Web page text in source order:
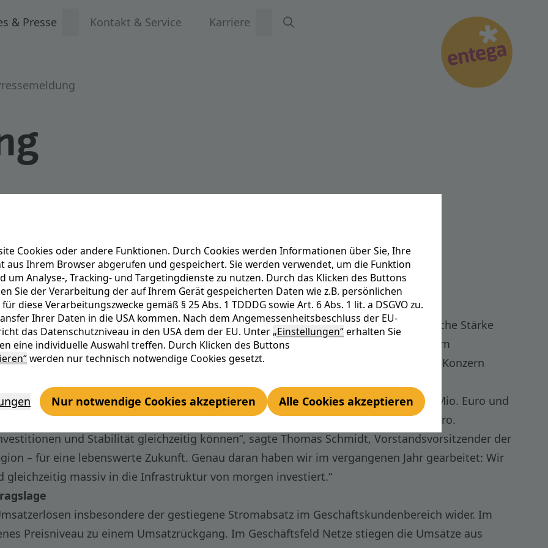
Cookies oder andere Funktionen. Durch Cookies werden Informationen über Sie, Ihre
aus Ihrem Browser abgerufen und gespeichert. Sie werden verwendet, um die Funktion
um Analyse-, Tracking- und Targetingdienste zu nutzen. Durch das Klicken des Buttons
Sie der Verarbeitung der auf Ihrem Gerät gespeicherten Daten wie z.B. persönlichen
diese Verarbeitungszwecke gemäß § 25 Abs. 1 TDDDG sowie Art. 6 Abs. 1 lit. a DSGVO zu.
Ihrer Daten in die USA kommen. Nach dem Angemessenheitsbeschluss der EU-
das Datenschutzniveau in den USA dem der EU. Unter„Einstellungen“erhalten Sie
eine individuelle Auswahl treffen. Durch Klicken des Buttons
werden nur technisch notwendige Cookies gesetzt.
Nur notwendige Cookies akzeptieren Alle Cookies akzeptieren
& Presse Kontakt & Service Karriere
Basis und investiert massiv in die
Telekommunikationsanbieter ENTEGA hat im Geschäftsjahr 2025 seine wirtschaftliche Stärke
der Energie- und Infrastruktursysteme in Südhessen gestellt. In einem
volatilen Energiemärkten und anspruchsvoller Regulierung steigerte der Konzern
bei 3.121 Mio. Euro. Das EBIT (Ergebnis vor Zinsen und Steuern) erreichte 121,7 Mio. Euro und
belief sich auf 46,4 Mio. Euro und übertraf den geplanten Wert um 2,8 Mio. Euro.
und Stabilität gleichzeitig können“, sagte Thomas Schmidt, Vorstandsvorsitzender der
– für eine lebenswerte Zukunft. Genau daran haben wir im vergangenen Jahr gearbeitet: Wir
massiv in die Infrastruktur von morgen investiert.“
insbesondere der gestiegene Stromabsatz im Geschäftskundenbereich wider. Im
Preisniveau zu einem Umsatzrückgang. Im Geschäftsfeld Netze stiegen die Umsätze aus